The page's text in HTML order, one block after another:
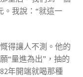
。我說：“就這一
得讓人不測。他的
“量進為出”，抽的
年開端就喝那種